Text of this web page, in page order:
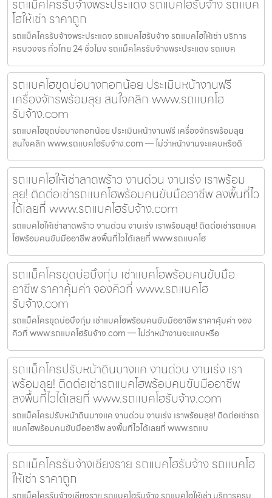
รถแม็คโครรับจ้างพระประแดง รถแบคโฮรับจ้าง รถแบค
โฮให้เช่า ราคาถูก
รถแม็คโครรับจ้างพระประแดง รถแบคโฮรับจ้าง รถแบคโฮให้เช่า บริการ
ครบวงจร ทั่วไทย 24 ชั่วโมง รถแม็คโครรับจ้างพระประแดง รถแบค
รถแบคโฮขุดบ่อบางกอกน้อย ประเมินหน้างานฟรี
เครื่องจักรพร้อมลุย สนใจคลิก www.รถแบคโฮ
รับจ้าง.com
รถแบคโฮขุดบ่อบางกอกน้อย ประเมินหน้างานฟรี เครื่องจักรพร้อมลุย
สนใจคลิก www.รถแบคโฮรับจ้าง.com — ไม่ว่าหน้างานจะแคบหรือดิ
รถแบคโฮให้เช่าลาดพร้าว งานด่วน งานเร่ง เราพร้อม
ลุย! ติดต่อเช่ารถแบคโฮพร้อมคนขับมืออาชีพ ลงพื้นที่ไว
ได้เลยที่ www.รถแบคโฮรับจ้าง.com
รถแบคโฮให้เช่าลาดพร้าว งานด่วน งานเร่ง เราพร้อมลุย! ติดต่อเช่ารถแบค
โฮพร้อมคนขับมืออาชีพ ลงพื้นที่ไวได้เลยที่ www.รถแบคโฮ
รถแม็คโครขุดบ่อบึงกุ่ม เช่าแบคโฮพร้อมคนขับมือ
อาชีพ ราคาคุ้มค่า จองคิวที่ www.รถแบคโฮ
รับจ้าง.com
รถแม็คโครขุดบ่อบึงกุ่ม เช่าแบคโฮพร้อมคนขับมืออาชีพ ราคาคุ้มค่า จอง
คิวที่ www.รถแบคโฮรับจ้าง.com — ไม่ว่าหน้างานจะแคบหรือ
รถแม็คโครปรับหน้าดินบางแค งานด่วน งานเร่ง เรา
พร้อมลุย! ติดต่อเช่ารถแบคโฮพร้อมคนขับมืออาชีพ
ลงพื้นที่ไวได้เลยที่ www.รถแบคโฮรับจ้าง.com
รถแม็คโครปรับหน้าดินบางแค งานด่วน งานเร่ง เราพร้อมลุย! ติดต่อเช่ารถ
แบคโฮพร้อมคนขับมืออาชีพ ลงพื้นที่ไวได้เลยที่ www.รถแบ
รถแม็คโครรับจ้างเชียงราย รถแบคโฮรับจ้าง รถแบคโฮ
ให้เช่า ราคาถูก